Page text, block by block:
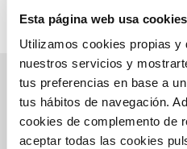
Esta página web usa cookies
Utilizamos cookies propias y
nuestros servicios y
tus preferencias en base a
tus hábitos de navegación.
cookies de complemento de
aceptar todas las cookies
Gestiones Online